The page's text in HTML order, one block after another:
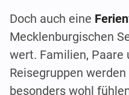
Doch auch eine
Mecklenburgischen
wert. Familien, Paare
Reisegruppen
besonders wohl